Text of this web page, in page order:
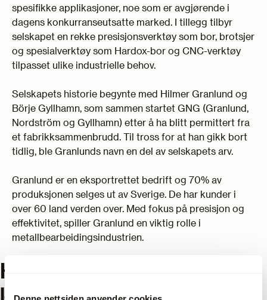
spesifikke applikasjoner, noe som er avgjørende i
dagens konkurranseutsatte marked. I tillegg tilbyr
selskapet en rekke presisjonsverktøy som bor, brotsjer
og spesialverktøy som Hardox-bor og CNC-verktøy
tilpasset ulike industrielle behov.
Selskapets historie begynte med Hilmer Granlund og
Börje Gyllhamn, som sammen startet GNG (Granlund,
Nordström og Gyllhamn) etter å ha blitt permittert fra
et fabrikksammenbrudd. Til tross for at han gikk bort
tidlig, ble Granlunds navn en del av selskapets arv.
Granlund er en eksportrettet bedrift og 70% av
produksjonen selges ut av Sverige. De har kunder i
over 60 land verden over. Med fokus på presisjon og
effektivitet, spiller Granlund en viktig rolle i
metallbearbeidingsindustrien.
Har du spørsmål om våre